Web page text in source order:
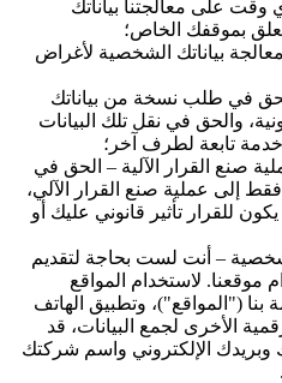
على معالجتنا بياناتك
بموقفك الخاص؛
بياناتك الشخصية لأغراض
في طلب نسخة من بياناتك
والحق في نقل تلك البيانات
تابعة لطرف آخر؛
صنع القرار الآلية – الحق في
إلى عملية صنع القرار الآلي،
للقرار تأثير قانوني عليك أو
شخصية – أنت لست بحاجة لتقديم
لاستخدام المواقع
بنا ("المواقع")، وتطبيق الهاتف
الأخرى لجمع البيانات، قد
الإلكتروني واسم شركتك